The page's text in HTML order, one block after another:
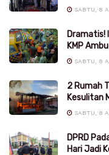
SABTU, 8
Dramatis!
KMP
SABTU, 8
2 Rumah
Kesulitan
SABTU, 8
DPRD
Hari Jadi